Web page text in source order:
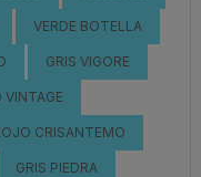
VERDE BOTELLA
GRIS VIGORE
VINTAGE
CRISANTEMO
GRIS PIEDRA